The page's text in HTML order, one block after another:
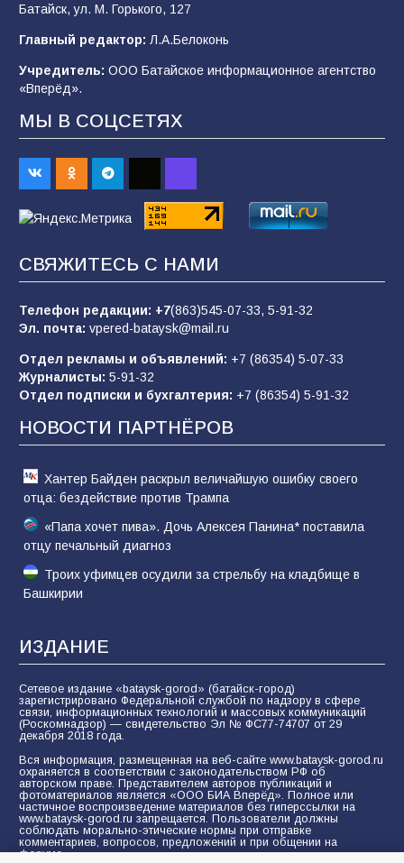
строительные профессии в ходе
спортивного праздника
89
«Слухами Москву не возьмёшь»: почему
заявления Киева о мобилизации — это
отчаяние, а не разведка
83 02.08.2026
Батайчане вышли в финал Всероссийского
конкурса «Большая перемена»
62 04.08.2026
Командовал боем до последнего: герой
61 05.08.2026
Батайск, ул. М. Горького, 127
Главный редактор: Л.А.Белоконь
Учредитель: ООО Батайское информационное агентство
«Вперёд».
МЫ В СОЦСЕТЯХ
СВЯЖИТЕСЬ С НАМИ
Телефон редакции: +7(863)545-07-33, 5-91-32
Эл. почта: vpered-bataysk@mail.ru
Отдел рекламы и объявлений: +7 (86354) 5-07-33
Журналисты: 5-91-32
Отдел подписки и бухгалтерия: +7 (86354) 5-91-32
НОВОСТИ ПАРТНЁРОВ
Хантер Байден раскрыл величайшую ошибку своего
отца: бездействие против Трампа
«Папа хочет пива». Дочь Алексея Панина* поставила
отцу печальный диагноз
Троих уфимцев осудили за стрельбу на кладбище в
Башкирии
ИЗДАНИЕ
Сетевое издание «bataysk-gorod» (батайск-город)
зарегистрировано Федеральной службой по надзору в сфере
связи, информационных технологий и массовых коммуникаций
(Роскомнадзор) — свидетельство Эл № ФС77-74707 от 29
декабря 2018 года.
Вся информация, размещенная на веб-сайте www.bataysk-gorod.ru
охраняется в соответствии с законодательством РФ об
авторском праве. Представителем авторов публикаций и
фотоматериалов является «ООО БИА Вперёд». Полное или
частичное воспроизведение материалов без гиперссылки на
www.bataysk-gorod.ru запрещается. Пользователи должны
соблюдать морально-этические нормы при отправке
комментариев, вопросов, предложений и при общении на
форуме.